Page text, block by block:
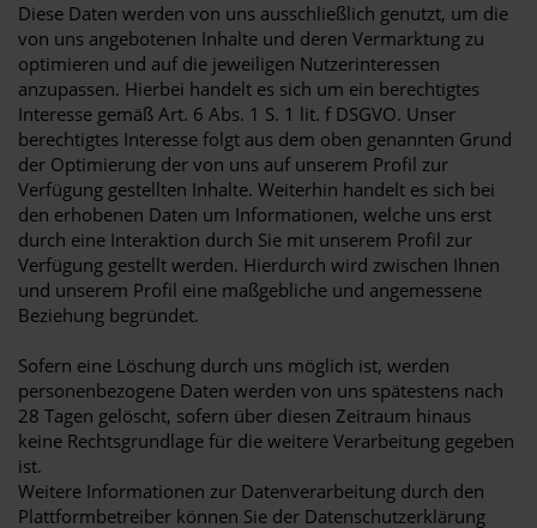
Diese Daten werden von uns ausschließlich genutzt, um die
von uns angebotenen Inhalte und deren Vermarktung zu
optimieren und auf die jeweiligen Nutzerinteressen
anzupassen. Hierbei handelt es sich um ein berechtigtes
Interesse gemäß Art. 6 Abs. 1 S. 1 lit. f DSGVO. Unser
berechtigtes Interesse folgt aus dem oben genannten Grund
der Optimierung der von uns auf unserem Profil zur
Verfügung gestellten Inhalte. Weiterhin handelt es sich bei
den erhobenen Daten um Informationen, welche uns erst
durch eine Interaktion durch Sie mit unserem Profil zur
Verfügung gestellt werden. Hierdurch wird zwischen Ihnen
und unserem Profil eine maßgebliche und angemessene
Beziehung begründet.
Sofern eine Löschung durch uns möglich ist, werden
personenbezogene Daten werden von uns spätestens nach
28 Tagen gelöscht, sofern über diesen Zeitraum hinaus
keine Rechtsgrundlage für die weitere Verarbeitung gegeben
ist.
Weitere Informationen zur Datenverarbeitung durch den
Plattformbetreiber können Sie der Datenschutzerklärung